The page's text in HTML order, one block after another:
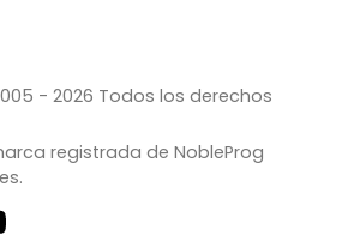
- 2026 Todos los derechos
registrada de NobleProg